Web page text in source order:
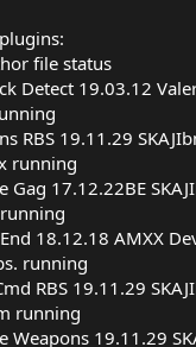
file status
Detect 19.03.12
RBS 19.11.29
running
17.12.22BE
18.12.18 AMXX
running
RBS 19.11.29
running
19.11.29